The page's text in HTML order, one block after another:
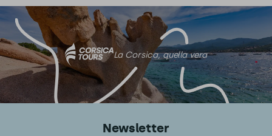
La Corsica, quella vera
Newsletter